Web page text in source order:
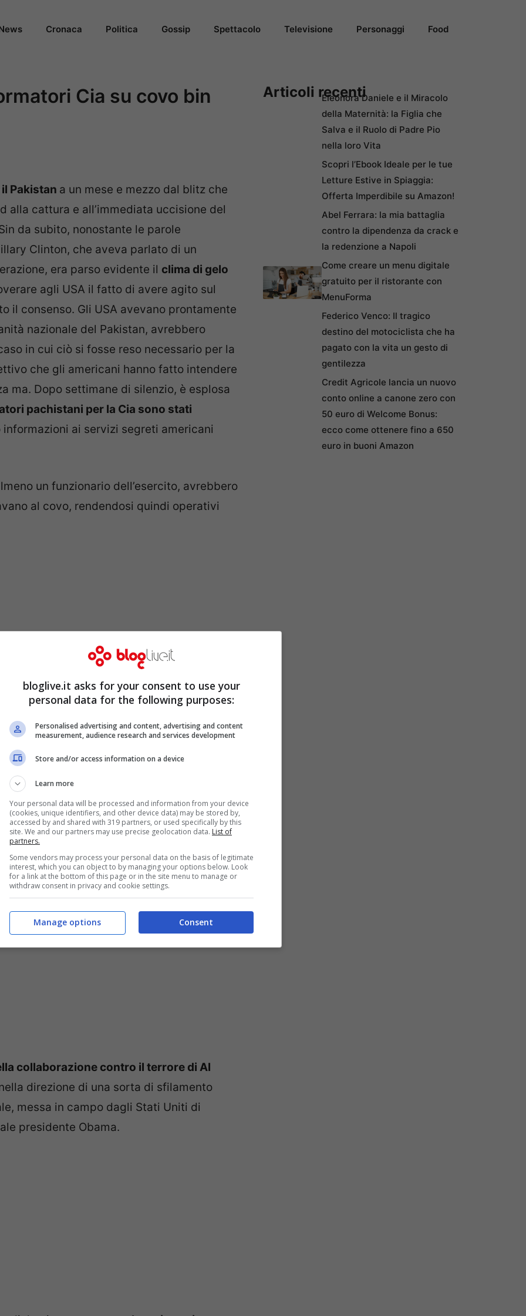
Cronaca Politica Gossip Spettacolo Televisione Personaggi Food
Cia su covo bin
Pakistan a un mese e mezzo dal blitz che
alla cattura e all’immediata uccisione del
da subito, nonostante le parole
Clinton, che aveva parlato di un
era parso evidente il clima di gelo
agli USA il fatto di avere agito sul
il consenso. Gli USA avevano prontamente
nazionale del Pakistan, avrebbero
in cui ciò si fosse reso necessario per la
che gli americani hanno fatto intendere
ma. Dopo settimane di silenzio, è esplosa
pachistani per la Cia sono stati
informazioni ai servizi segreti americani
un funzionario dell’esercito, avrebbero
al covo, rendendosi quindi operativi
Leon Panetta, ha chiesto spiegazioni al
in Pakistan, esternando l’irritazione degli
tutto il sapore di una presa di distanza
internazionale.
così a fare crescere non solo la tensione
maggiore diffidenza, se possibile, tra
Laden a pochi chilometri dalla capitale
che Islamabad non ne sapesse nulla.
collaborazione contro il terrore di Al
direzione di una sorta di sfilamento
messa in campo dagli Stati Uniti di
presidente Obama.
Articoli recentiEleonora Daniele e il Miracolo
della Maternità: la Figlia che
Salva e il Ruolo di Padre Pio
nella loro Vita
Scopri l’Ebook Ideale per le tue
Letture Estive in Spiaggia:
Offerta Imperdibile su Amazon!
Abel Ferrara: la mia battaglia
contro la dipendenza da crack e
la redenzione a Napoli
Come creare un menu digitale
gratuito per il ristorante con
MenuForma
Federico Venco: Il tragico
destino del motociclista che ha
pagato con la vita un gesto di
gentilezza
Credit Agricole lancia un nuovo
conto online a canone zero con
50 euro di Welcome Bonus:
ecco come ottenere fino a 650
euro in buoni Amazon
bloglive.it asks for your consent to use your
personal data for the following purposes:
Personalised advertising and content, advertising and content
measurement, audience research and services development
Store and/or access information on a device
Learn more
Your personal data will be processed and information from your device
(cookies, unique identifiers, and other device data) may be stored by,
accessed by and shared with 319 partners, or used specifically by this
site. We and our partners may use precise geolocation data. List of
partners.
Some vendors may process your personal data on the basis of legitimate
interest, which you can object to by managing your options below. Look
for a link at the bottom of this page or in the site menu to manage or
withdraw consent in privacy and cookie settings.
Consent
Manage options